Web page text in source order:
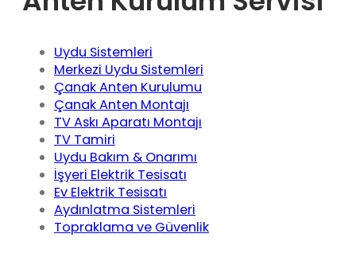
Uydu Sistemleri
Merkezi Uydu Sistemleri
Çanak Anten Kurulumu
Çanak Anten Montajı
TV Askı Aparatı Montajı
TV Tamiri
Uydu Bakım & Onarımı
İşyeri Elektrik Tesisatı
Ev Elektrik Tesisatı
Aydınlatma Sistemleri
Topraklama ve Güvenlik